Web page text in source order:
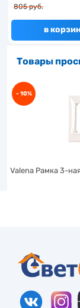
805 руб.
в
Товары
- 10%
Valena Рамка 3-